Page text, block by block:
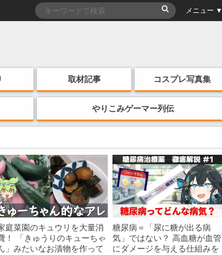
メニュー ▼
取材記事 コスプレ写真集
やりこみゲーマー列伝
庭菜園のキュウリを大量消
！ 「きゅうりのキューちゃ
」みたいなお漬物を作って
糖尿病＝「尿に糖が出る病
気」ではない？ 高血糖が血管
にダメージを与える仕組みを